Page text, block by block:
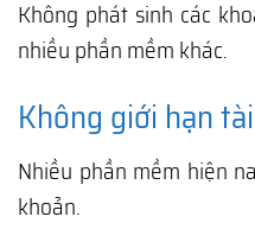
Không phát sinh các
nhiều phần mềm khác.
Không giới hạn
Nhiều phần mềm hiện
khoản.